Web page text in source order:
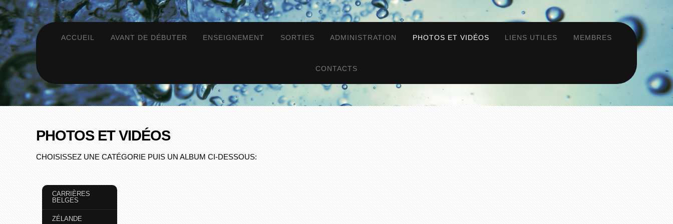
ACCUEIL AVANT DE DÉBUTER ENSEIGNEMENT SORTIES ADMINISTRATION PHOTOS ET VIDÉOS LIENS UTILES MEMBRES
CONTACTS
PHOTOS ET VIDÉOS
CHOISISSEZ UNE CATÉGORIE PUIS UN ALBUM CI-DESSOUS:
CARRIÈRES
BELGES
ZÉLANDE